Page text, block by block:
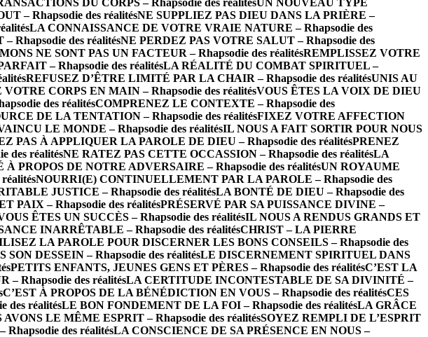
DU CORPS – Rhapsodie des réalitésUN NOUVEAU TYPE
– Rhapsodie des réalitésNE SUPPLIEZ PAS DIEU DANS LA PRIÈRE –
LA CONNAISSANCE DE VOTRE VRAIE NATURE – Rhapsodie des
Rhapsodie des réalitésNE PERDEZ PAS VOTRE SALUT – Rhapsodie des
NE SONT PAS UN FACTEUR – Rhapsodie des réalitésREMPLISSEZ VOTRE
– Rhapsodie des réalitésLA RÉALITÉ DU COMBAT SPIRITUEL –
REFUSEZ D’ÊTRE LIMITÉ PAR LA CHAIR – Rhapsodie des réalitésUNIS AU
VOTRE CORPS EN MAIN – Rhapsodie des réalitésVOUS ÊTES LA VOIX DE DIEU
des réalitésCOMPRENEZ LE CONTEXTE – Rhapsodie des
DE LA TENTATION – Rhapsodie des réalitésFIXEZ VOTRE AFFECTION
LE MONDE – Rhapsodie des réalitésIL NOUS A FAIT SORTIR POUR NOUS
PAS À APPLIQUER LA PAROLE DE DIEU – Rhapsodie des réalitésPRENEZ
des réalitésNE RATEZ PAS CETTE OCCASSION – Rhapsodie des réalitésLA
PROPOS DE NOTRE ADVERSAIRE – Rhapsodie des réalitésUN ROYAUME
NOURRI(E) CONTINUELLEMENT PAR LA PAROLE – Rhapsodie des
JUSTICE – Rhapsodie des réalitésLA BONTÉ DE DIEU – Rhapsodie des
PAIX – Rhapsodie des réalitésPRÉSERVÉ PAR SA PUISSANCE DIVINE –
ÊTES UN SUCCÈS – Rhapsodie des réalitésIL NOUS A RENDUS GRANDS ET
INARRÊTABLE – Rhapsodie des réalitésCHRIST – LA PIERRE
LA PAROLE POUR DISCERNER LES BONS CONSEILS – Rhapsodie des
DESSEIN – Rhapsodie des réalitésLE DISCERNEMENT SPIRITUEL DANS
PETITS ENFANTS, JEUNES GENS ET PÈRES – Rhapsodie des réalitésC’EST LA
Rhapsodie des réalitésLA CERTITUDE INCONTESTABLE DE SA DIVINITÉ –
C’EST À PROPOS DE LA BÉNÉDICTION EN VOUS – Rhapsodie des réalitésCES
des réalitésLE BON FONDEMENT DE LA FOI – Rhapsodie des réalitésLA GRÂCE
AVONS LE MÊME ESPRIT – Rhapsodie des réalitésSOYEZ REMPLI DE L’ESPRIT
des réalitésLA CONSCIENCE DE SA PRÉSENCE EN NOUS –